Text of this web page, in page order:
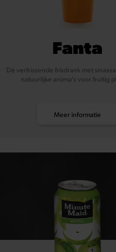
Fanta
Dé verfrissende frisdrank met
natuurlijke aroma's voor fruitig
Meer informatie